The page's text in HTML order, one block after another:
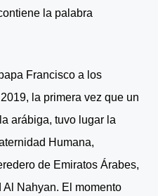
la palabra
Francisco a los
la primera vez que un
arábiga, tuvo lugar la
Humana,
de Emiratos Árabes,
Nahyan. El momento